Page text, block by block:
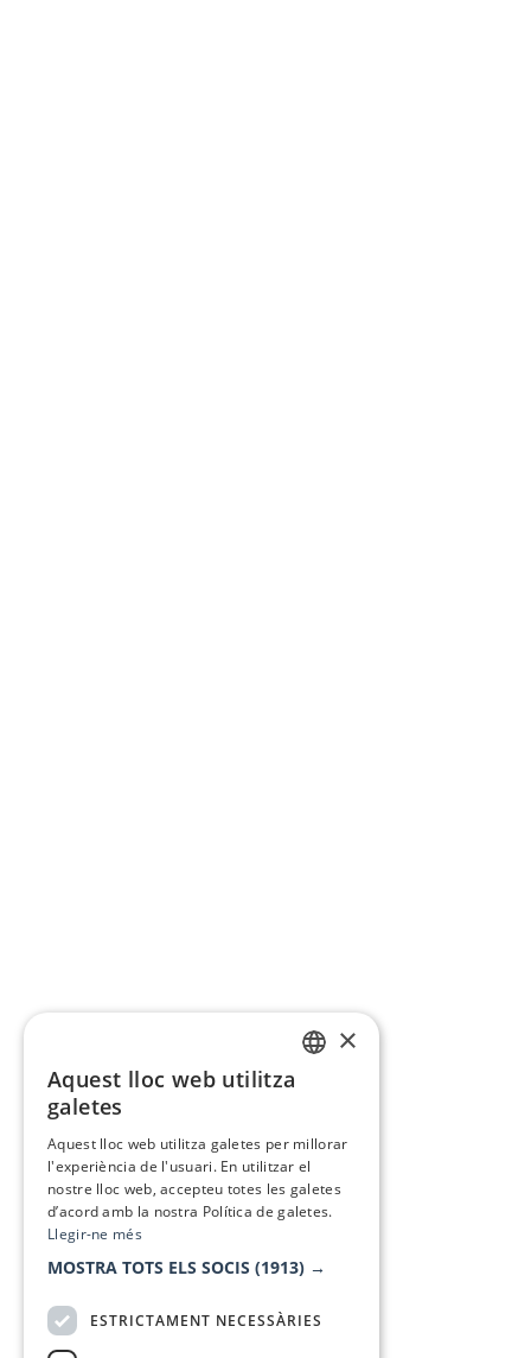
×
Aquest lloc web utilitza
galetes
Aquest lloc web utilitza galetes per millorar
l'experiència de l'usuari. En utilitzar el
nostre lloc web, accepteu totes les galetes
d’acord amb la nostra Política de galetes.
Llegir-ne més
MOSTRA TOTS ELS SOCIS (1913) →
ESTRICTAMENT NECESSÀRIES